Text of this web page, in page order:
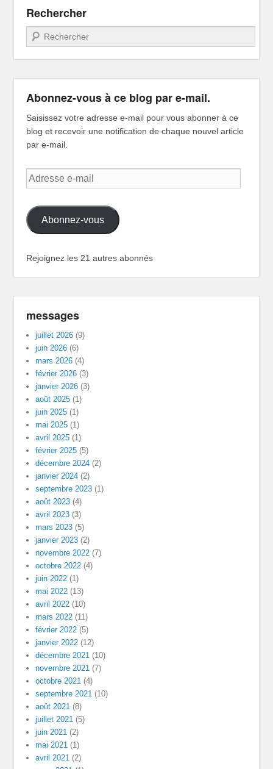
Rechercher
Recherche
Abonnez-vous à ce blog par e-mail.
Saisissez votre adresse e-mail pour vous abonner à ce
blog et recevoir une notification de chaque nouvel article
par e-mail.
Adresse
e-
Abonnez-vous
Rejoignez les 21 autres abonnés
messages
juillet 2026 (9)
juin 2026 (6)
mars 2026 (4)
février 2026 (3)
janvier 2026 (3)
août 2025 (1)
juin 2025 (1)
mai 2025 (1)
avril 2025 (1)
février 2025 (5)
décembre 2024 (2)
janvier 2024 (2)
septembre 2023 (1)
août 2023 (4)
avril 2023 (3)
mars 2023 (5)
janvier 2023 (2)
novembre 2022 (7)
octobre 2022 (4)
juin 2022 (1)
mai 2022 (13)
avril 2022 (10)
mars 2022 (11)
février 2022 (5)
janvier 2022 (12)
décembre 2021 (10)
novembre 2021 (7)
octobre 2021 (4)
septembre 2021 (10)
août 2021 (8)
juillet 2021 (5)
juin 2021 (2)
mai 2021 (1)
avril 2021 (2)